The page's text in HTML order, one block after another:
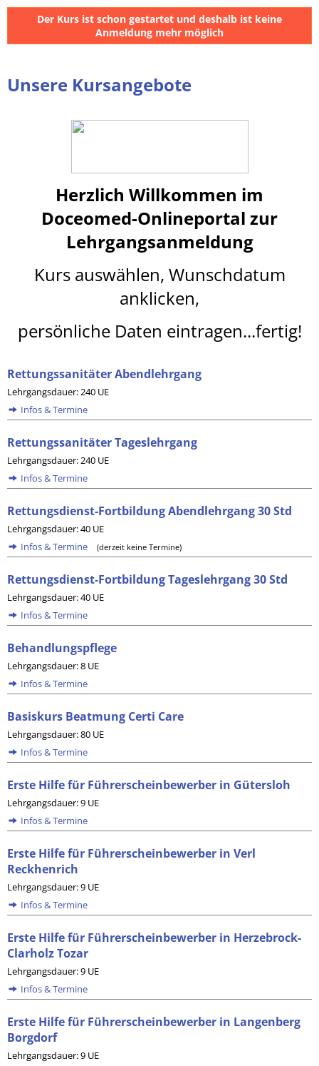
Der Kurs ist schon gestartet und deshalb ist keine
Anmeldung mehr möglich
Unsere Kursangebote
Herzlich Willkommen im
Doceomed-Onlineportal zur
Lehrgangsanmeldung
Kurs auswählen, Wunschdatum
anklicken,
persönliche Daten eintragen...fertig!
Rettungssanitäter Abendlehrgang
Lehrgangsdauer: 240 UE
Infos & Termine
Rettungssanitäter Tageslehrgang
Lehrgangsdauer: 240 UE
Infos & Termine
Rettungsdienst-Fortbildung Abendlehrgang 30 Std
Lehrgangsdauer: 40 UE
Infos & Termine
(derzeit keine Termine)
Rettungsdienst-Fortbildung Tageslehrgang 30 Std
Lehrgangsdauer: 40 UE
Infos & Termine
Behandlungspflege
Lehrgangsdauer: 8 UE
Infos & Termine
Basiskurs Beatmung Certi Care
Lehrgangsdauer: 80 UE
Infos & Termine
Erste Hilfe für Führerscheinbewerber in Gütersloh
Lehrgangsdauer: 9 UE
Infos & Termine
Erste Hilfe für Führerscheinbewerber in Verl
Reckhenrich
Lehrgangsdauer: 9 UE
Infos & Termine
Erste Hilfe für Führerscheinbewerber in Herzebrock-
Clarholz Tozar
Lehrgangsdauer: 9 UE
Infos & Termine
Erste Hilfe für Führerscheinbewerber in Langenberg
Borgdorf
Lehrgangsdauer: 9 UE